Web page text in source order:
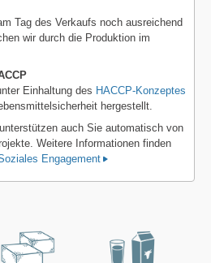
Tag des Verkaufs noch ausreichend
wir durch die Produktion im
Einhaltung des HACCP-Konzeptes
hergestellt.
auch Sie automatisch von
Weitere Informationen finden
Engagement